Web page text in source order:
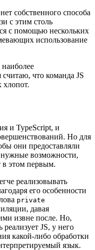
собственного способа
с этим столь
с помощью нескольких
использование
наиболее
что команда JS
хлопот.
и TypeScript, и
Но для
они предоставляли
нужные возможности,
в этом первым.
реализовывать
его особенности
private
давая
извне после. Но,
JS, у него
какой-либо обработки
язык.